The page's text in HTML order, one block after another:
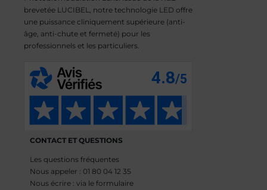
brevetée LUCIBEL, notre technologie LED offre
une puissance cliniquement supérieure (anti-
âge, anti-chute et fermeté) pour les
professionnels et les particuliers.
CONTACT ET QUESTIONS
Les questions fréquentes
Nous appeler : 01 80 04 12 35
Nous écrire : via le formulaire